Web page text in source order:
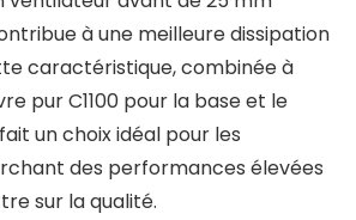
à une meilleure dissipation
caractéristique, combinée à
pur C1100 pour la base et le
un choix idéal pour les
des performances élevées
sur la qualité.